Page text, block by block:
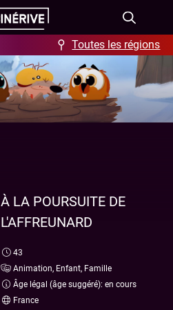
Toutes les régions
À LA POURSUITE DE
L'AFFREUNARD
43
Animation, Enfant, Famille
Âge légal (âge suggéré): en cours
France